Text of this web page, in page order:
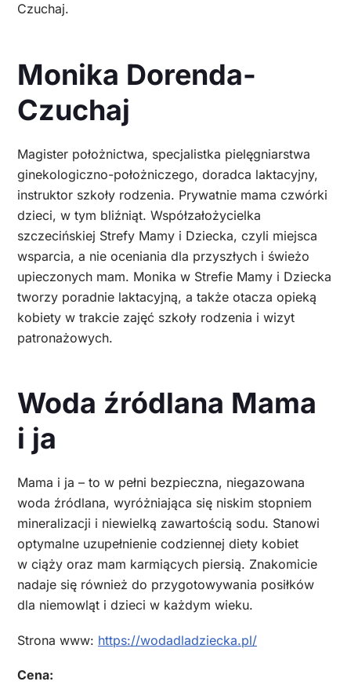
Czuchaj.
Monika Dorenda-
Czuchaj
Magister położnictwa, specjalistka pielęgniarstwa
ginekologiczno-położniczego, doradca laktacyjny,
instruktor szkoły rodzenia. Prywatnie mama czwórki
dzieci, w tym bliźniąt. Współzałożycielka
szczecińskiej Strefy Mamy i Dziecka, czyli miejsca
wsparcia, a nie oceniania dla przyszłych i świeżo
upieczonych mam. Monika w Strefie Mamy i Dziecka
tworzy poradnie laktacyjną, a także otacza opieką
kobiety w trakcie zajęć szkoły rodzenia i wizyt
patronażowych.
Woda źródlana Mama
i ja
Mama i ja – to w pełni bezpieczna, niegazowana
woda źródlana, wyróżniająca się niskim stopniem
mineralizacji i niewielką zawartością sodu. Stanowi
optymalne uzupełnienie codziennej diety kobiet
w ciąży oraz mam karmiących piersią. Znakomicie
nadaje się również do przygotowywania posiłków
dla niemowląt i dzieci w każdym wieku.
Strona www: https://wodadladziecka.pl/
Cena: